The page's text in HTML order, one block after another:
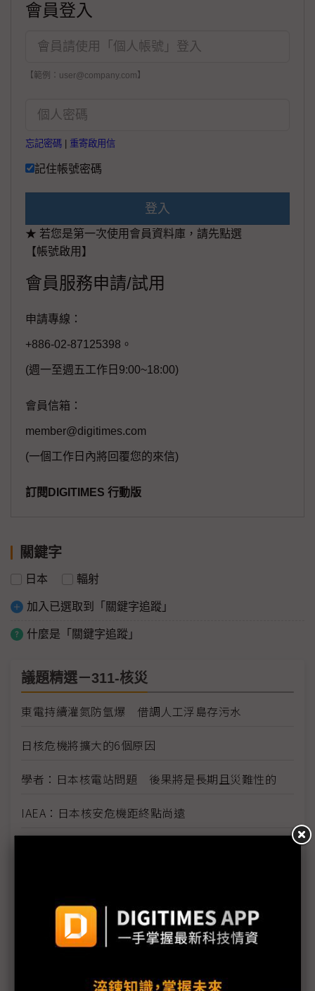
會員登入
【範例：user@company.com】
忘記密碼 重寄啟用信
記住帳號密碼
登入
★ 若您是第一次使用會員資料庫，請先點選
【帳號啟用】
會員服務申請/試用
申請專線：
+886-02-87125398。
(週一至週五工作日9:00~18:00)
會員信箱：
member@digitimes.com
(一個工作日內將回覆您的來信)
訂閱DIGITIMES 行動版
關鍵字
日本 輻射
加入已選取到「關鍵字追蹤」
什麼是「關鍵字追蹤」
議題精選－311-核災
東電持續灌氮防氫爆 借調人工浮島存污水
日核危機將擴大的6個原因
學者：日本核電站問題 後果將是長期且災難性的
IAEA：日本核安危機距終點尚遠
燃油荒與輻射陰影籠罩日本